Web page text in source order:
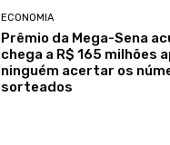
ECONOMIA
Prêmio da Mega-Sena
chega a R$ 165 milhões
ninguém acertar os
sorteados